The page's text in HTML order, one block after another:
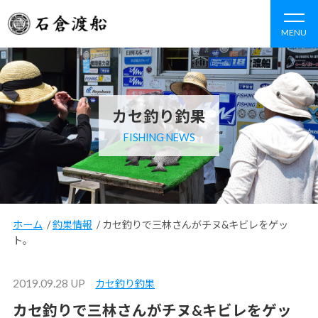
MENU
カセ釣り釣果
FISHING NEWS
ホーム /釣果情報 /カセ釣りで三林さんがチヌ&キビレをゲッ
ト。
2019.09.28 UP カセ釣り釣果
カセ釣りで三林さんがチヌ&キビレをゲッ